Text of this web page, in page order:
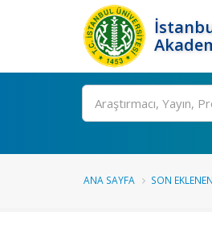
Ara
ANA SAYFA SON